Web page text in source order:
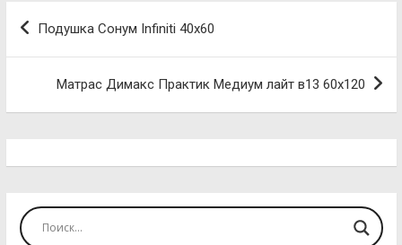
Навигация
по
Подушка Сонум Infiniti 40х60
Матрас Димакс Практик Медиум лайт в13 60х120